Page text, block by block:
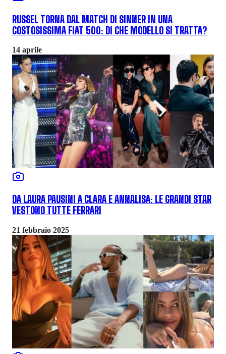
RUSSEL TORNA DAL MATCH DI SINNER IN UNA
COSTOSISSIMA FIAT 500: DI CHE MODELLO SI TRATTA?
14 aprile
DA LAURA PAUSINI A CLARA E ANNALISA: LE GRANDI STAR
VESTONO TUTTE FERRARI
21 febbraio 2025